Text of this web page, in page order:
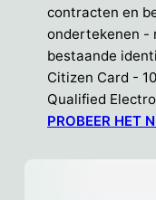
contracten en
ondertekenen -
bestaande
Citizen Card -
Qualified
PROBEER HET